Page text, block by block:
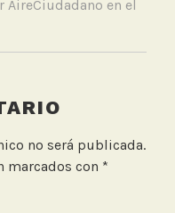
en el
no será publicada.
marcados con *